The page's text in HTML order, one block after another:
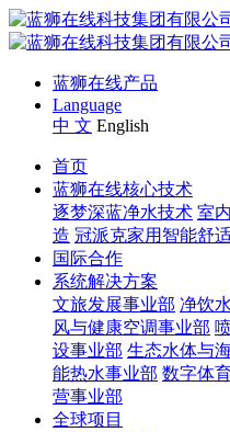
蓝狮在线产品
Language
中 文 English
首页
蓝狮在线核心技术
逐梦深蓝净水技术 室
造 冠派克家用智能舒
国际合作
系统解决方案
文旅发展事业部 净饮
风与健康空调事业部
设事业部 生态水体与
能热水事业部 数字体
营事业部
全球项目